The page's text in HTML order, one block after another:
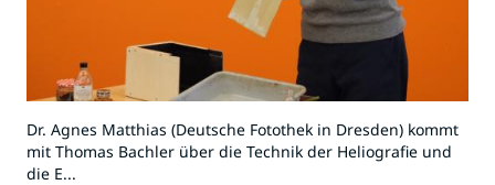
Dr. Agnes Matthias (Deutsche Fotothek in Dresden) kommt
mit Thomas Bachler über die Technik der Heliografie und
die E...